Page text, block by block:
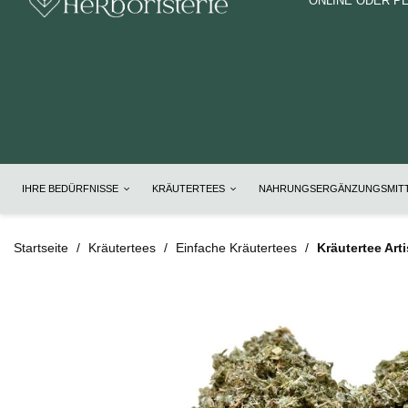
IHRE BEDÜRFNISSE KRÄUTERTEES
Startseite Kräutertees Einfache Kräutertees Kräutertee